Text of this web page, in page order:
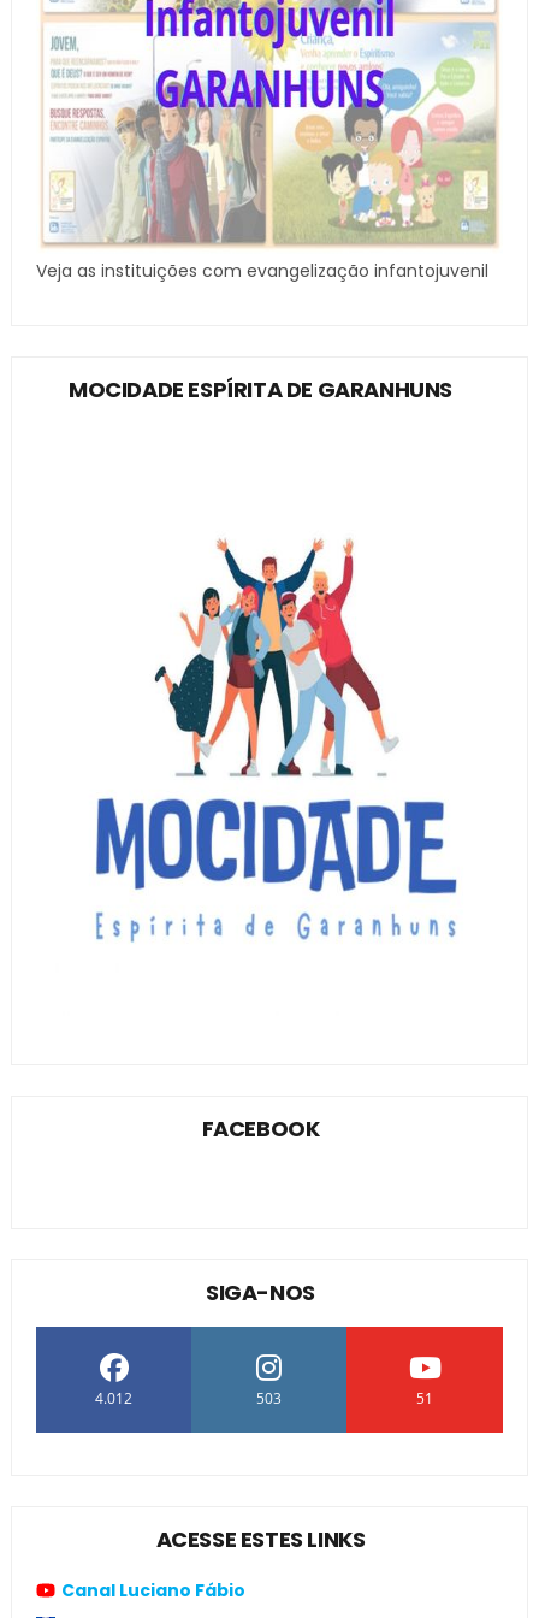
Veja as instituições com evangelização infantojuvenil
MOCIDADE ESPÍRITA DE GARANHUNS
FACEBOOK
SIGA-NOS
4.012 503 51
ACESSE ESTES LINKS
Canal Luciano Fábio